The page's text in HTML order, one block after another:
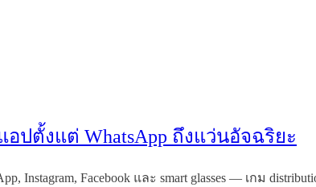
อปตั้งแต่ WhatsApp ถึงแว่นอัจฉริยะ
Instagram, Facebook และ smart glasses — เกม